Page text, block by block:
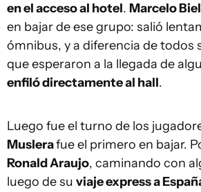
en el acceso al hotel. Marcelo
en bajar de ese grupo: salió
ómnibus, y a diferencia de todos
que esperaron a la llegada de
enfiló directamente al hall.
Luego fue el turno de los
Muslerafue el primero en bajar.
Ronald Araujo, caminando con
luego de su viaje express a